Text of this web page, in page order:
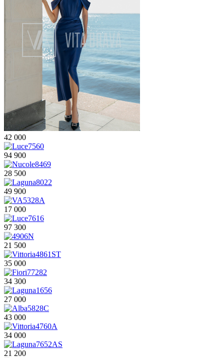
42 000
94 900
28 500
49 900
17 000
97 300
21 500
35 000
34 300
27 000
43 000
34 000
21 200